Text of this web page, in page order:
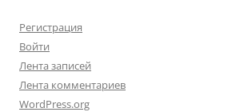
Регистрация
Войти
Лента записей
Лента комментариев
WordPress.org